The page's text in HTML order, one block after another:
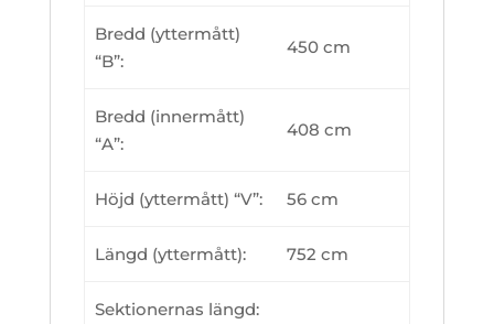
Bredd (yttermått)
“B”:
450 cm
Bredd (innermått)
“A”:
408 cm
Höjd (yttermått) “V”: 56 cm
Längd (yttermått): 752 cm
Sektionernas längd: